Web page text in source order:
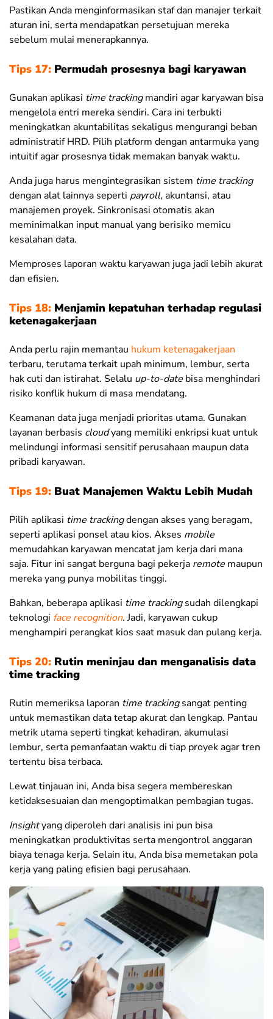
Pastikan Anda menginformasikan staf dan manajer terkait
aturan ini, serta mendapatkan persetujuan mereka
sebelum mulai menerapkannya.
Tips 17: Permudah prosesnya bagi karyawan
Gunakan aplikasi time trackingmandiri agar karyawan bisa
mengelola entri mereka sendiri. Cara ini terbukti
meningkatkan akuntabilitas sekaligus mengurangi beban
administratif HRD. Pilih platform dengan antarmuka yang
intuitif agar prosesnya tidak memakan banyak waktu.
Anda juga harus mengintegrasikan sistem time tracking
dengan alat lainnya seperti payroll, akuntansi, atau
manajemen proyek. Sinkronisasi otomatis akan
meminimalkan input manual yang berisiko memicu
kesalahan data.
Memproses laporan waktu karyawan juga jadi lebih akurat
dan efisien.
Tips 18: Menjamin kepatuhan terhadap regulasi
ketenagakerjaan
Anda perlu rajin memantau hukum ketenagakerjaan
terbaru, terutama terkait upah minimum, lembur, serta
hak cuti dan istirahat. Selalu up-to-date bisa menghindari
risiko konflik hukum di masa mendatang.
Keamanan data juga menjadi prioritas utama. Gunakan
layanan berbasis cloudyang memiliki enkripsi kuat untuk
melindungi informasi sensitif perusahaan maupun data
pribadi karyawan.
Tips 19: Buat Manajemen Waktu Lebih Mudah
Pilih aplikasi time trackingdengan akses yang beragam,
seperti aplikasi ponsel atau kios. Akses mobile
memudahkan karyawan mencatat jam kerja dari mana
saja. Fitur ini sangat berguna bagi pekerja remote maupun
mereka yang punya mobilitas tinggi.
Bahkan, beberapa aplikasi time trackingsudah dilengkapi
teknologi face recognition.Jadi, karyawan cukup
menghampiri perangkat kios saat masuk dan pulang kerja.
Tips 20: Rutin meninjau dan menganalisis data
time tracking
Rutin memeriksa laporan time trackingsangat penting
untuk memastikan data tetap akurat dan lengkap. Pantau
metrik utama seperti tingkat kehadiran, akumulasi
lembur, serta pemanfaatan waktu di tiap proyek agar tren
tertentu bisa terbaca.
Lewat tinjauan ini, Anda bisa segera membereskan
ketidaksesuaian dan mengoptimalkan pembagian tugas.
Insightyang diperoleh dari analisis ini pun bisa
meningkatkan produktivitas serta mengontrol anggaran
biaya tenaga kerja. Selain itu, Anda bisa memetakan pola
kerja yang paling efisien bagi perusahaan.